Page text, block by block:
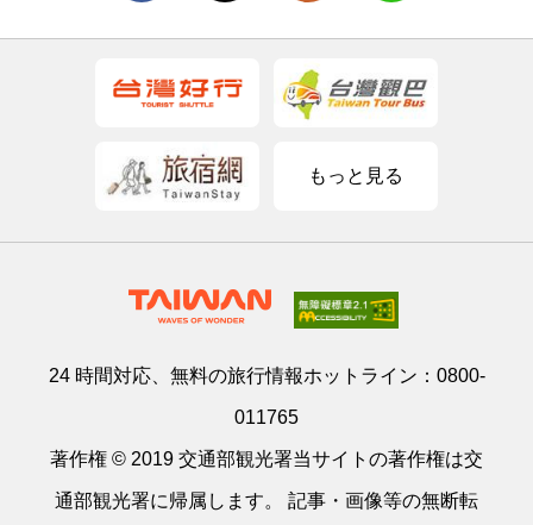
もっと見る
24 時間対応、無料の旅行情報ホットライン： 0800-
011765
著作権 © 2019 交通部観光署当サイトの著作権は交
通部観光署に帰属します。 記事・画像等の無断転